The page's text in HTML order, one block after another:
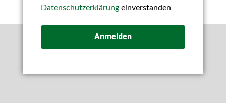
Datenschutzerklärungeinverstanden
Anmelden